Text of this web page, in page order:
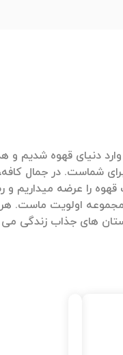
اشتیاق وارد دنیای قهوه شدیم
شماست. در جمال
را عرضه میداریم و
اولویت ماست.
های جذاب زندگی